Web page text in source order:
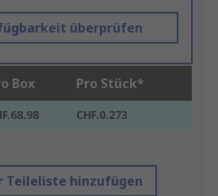
überprüfen
Box Pro Stück*
CHF.0.273
Teileliste hinzufügen